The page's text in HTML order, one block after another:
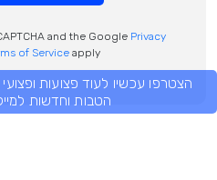
and the Google Privacy
of Serviceapply.
הצטרפו עכשיו לעוד פצועות
הטבות וחדשות